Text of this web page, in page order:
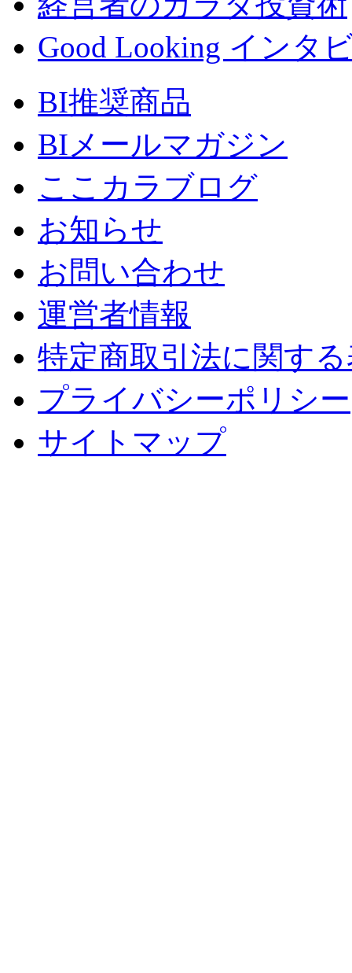
Good Looking インタ
BI推奨商品
BIメールマガジン
ここカラブログ
お知らせ
お問い合わせ
運営者情報
特定商取引法に関す
プライバシーポリシー
サイトマップ